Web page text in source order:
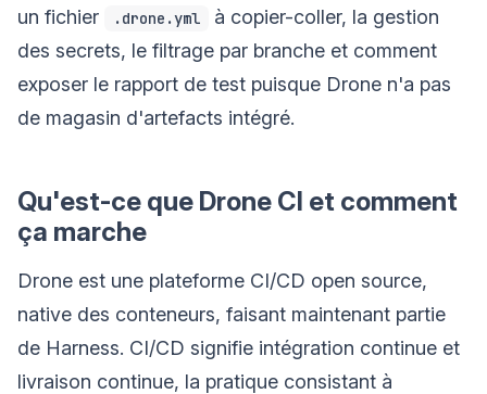
un fichier
.drone.yml
à copier-coller, la gestion
des secrets, le filtrage par branche et comment
exposer le rapport de test puisque Drone n'a pas
de magasin d'artefacts intégré.
Qu'est-ce que Drone CI et comment
ça marche
Drone est une plateforme CI/CD open source,
native des conteneurs, faisant maintenant partie
de Harness. CI/CD signifie intégration continue et
livraison continue, la pratique consistant à